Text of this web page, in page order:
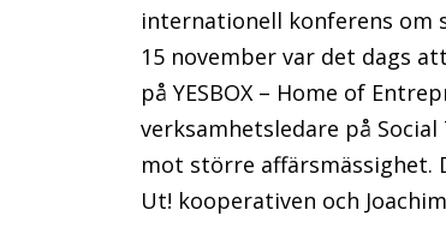
internationell konferens om
15 november var det dags
på YESBOX – Home of
verksamhetsledare på
mot större affärsmässighet.
Ut! kooperativen och